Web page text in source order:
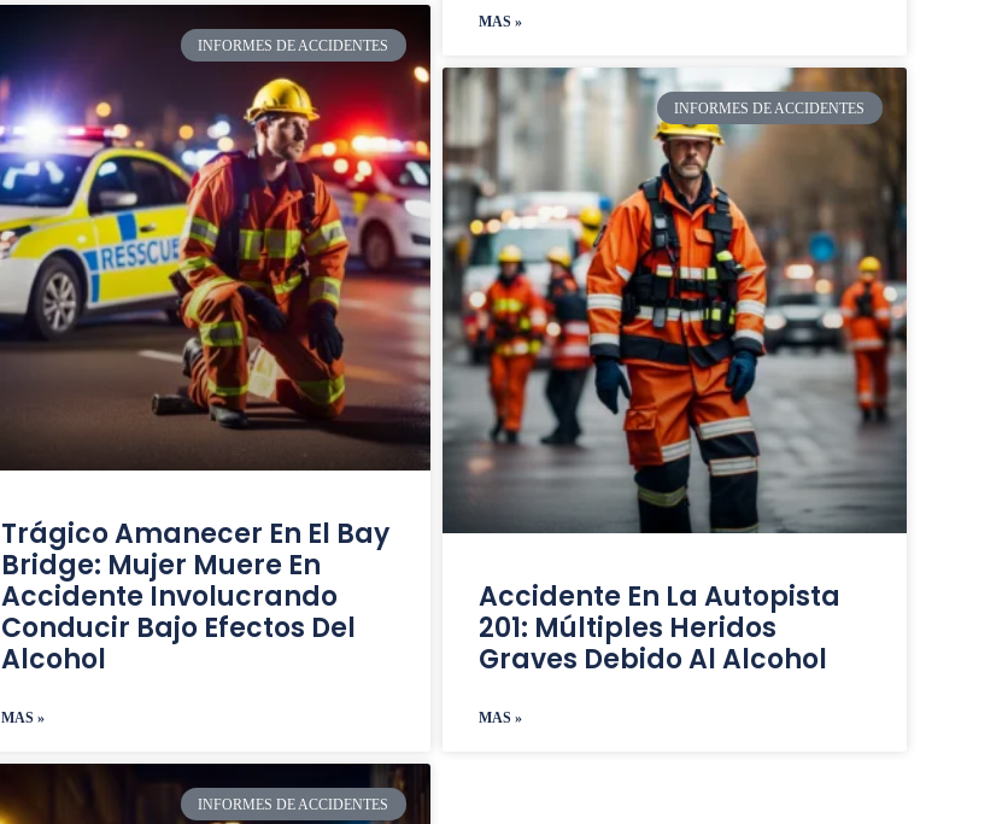
MAS »
INFORMES DE ACCIDENTES
Trágico Amanecer En El Bay
Bridge: Mujer Muere En
Accidente Involucrando
Conducir Bajo Efectos Del
Alcohol
MAS »
INFORMES DE ACCIDENTES
Accidente En La Autopista
201: Múltiples Heridos
Graves Debido Al Alcohol
MAS »
INFORMES DE ACCIDENTES